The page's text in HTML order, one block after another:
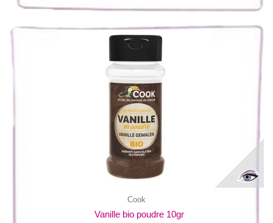
Cook
Vanille bio poudre 10gr